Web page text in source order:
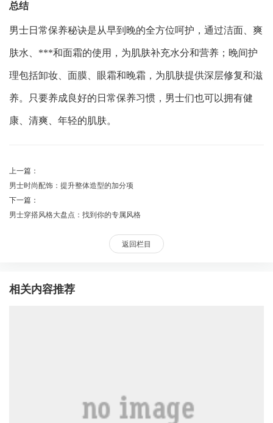
总结
男士日常保养秘诀是从早到晚的全方位呵护，通过洁面、爽
肤水、***和面霜的使用，为肌肤补充水分和营养；晚间护
理包括卸妆、面膜、眼霜和晚霜，为肌肤提供深层修复和滋
养。只要养成良好的日常保养习惯，男士们也可以拥有健
康、清爽、年轻的肌肤。
上一篇：
男士时尚配饰：提升整体造型的加分项
下一篇：
男士穿搭风格大盘点：找到你的专属风格
返回栏目
相关内容推荐